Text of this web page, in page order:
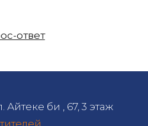
ответ
Айтеке би , 67, 3 этаж